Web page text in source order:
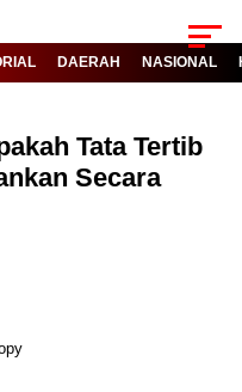
DAERAH NASIONAL
Tata Tertib
Secara